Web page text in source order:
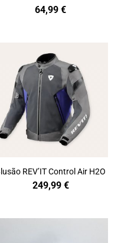
64,99€
REV’IT Control Air H2O
249,99 €